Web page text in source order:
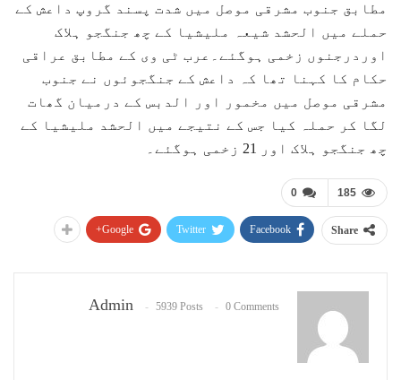
مطابق جنوب مشرقی موصل میں شدت پسند گروپ داعش کے
حملے میں الحشد شیعہ ملیشیا کے چھ جنگجو ہلاک
اوردرجنوں زخمی ہوگئے۔عرب ٹی وی کے مطابق عراقی
حکام کا کہنا تھا کہ داعش کے جنگجوئوں نے جنوب
مشرقی موصل میں مخمور اور الدبس کے درمیان گھات
لگا کر حملہ کیا جس کے نتیجے میں الحشد ملیشیا کے
چھ جنگجو ہلاک اور 21 زخمی ہوگئے۔
0 185
Share
Facebook
Twitter
Google+
Admin 5939 Posts 0 Comments